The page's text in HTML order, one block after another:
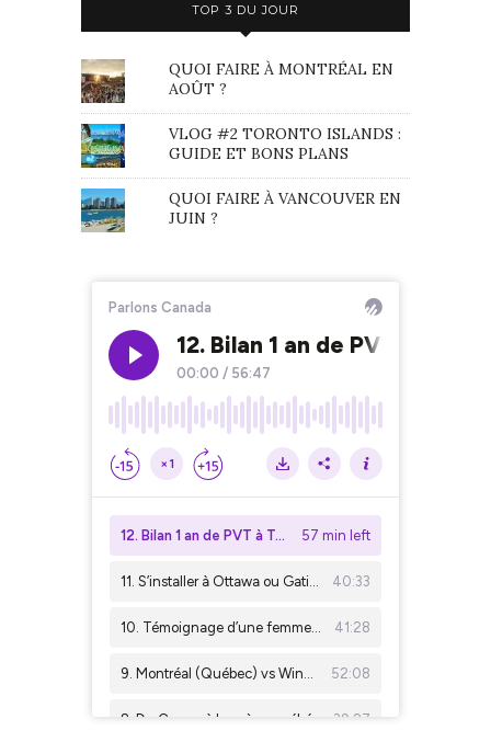
TOP 3 DU JOUR
QUOI FAIRE À MONTRÉAL EN
AOÛT ?
VLOG #2 TORONTO ISLANDS :
GUIDE ET BONS PLANS
QUOI FAIRE À VANCOUVER EN
JUIN ?